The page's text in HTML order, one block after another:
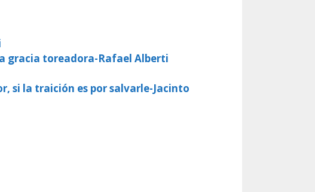
gracia toreadora-Rafael Alberti
si la traición es por salvarle-Jacinto